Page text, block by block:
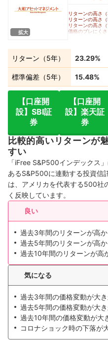
拡大
リターンの高さ（
リターンの高さ（
リターンの高さ（
価格のブレにくさ
価格のブレにく
コロナショック時
リターン（5年） 23.29%
標準偏差（5年） 15.48%
【口座開
設】SBI証
券
【口座開
設】楽天証
券
比較的高いリターンが
すい
「iFree S&P500インデックス
あるS&P500に連動する投資信
は、アメリカを代表する500社
く反映しています。
良い
過去3年間のリターンが高
過去5年間のリターンが高
過去10年間のリターンが高
気になる
過去3年間の価格変動が大
過去5年間の価格変動が大
過去10年間の価格変動が大
コロナショック時の下落が